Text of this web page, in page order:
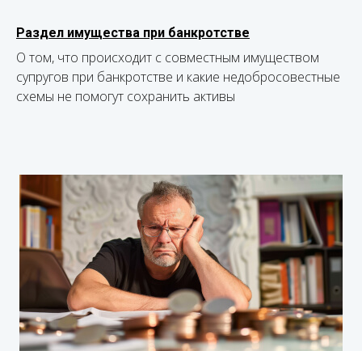
Раздел имущества при банкротстве
О том, что происходит с совместным имуществом
супругов при банкротстве и какие недобросовестные
схемы не помогут сохранить активы